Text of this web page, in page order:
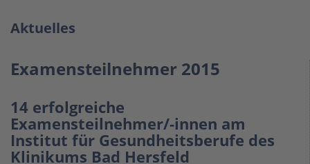
Aktuelles
Examensteilnehmer 2015
14 erfolgreiche
Examensteilnehmer/-innen am
Institut für Gesundheitsberufe des
Klinikums Bad Hersfeld